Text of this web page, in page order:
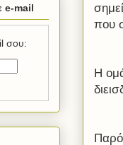
που
Η
e-mail
σου: